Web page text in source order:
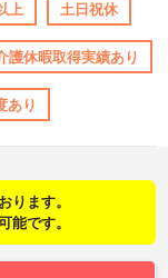
上 土日祝休
護休暇取得実績あり
あり
ります。
能です。